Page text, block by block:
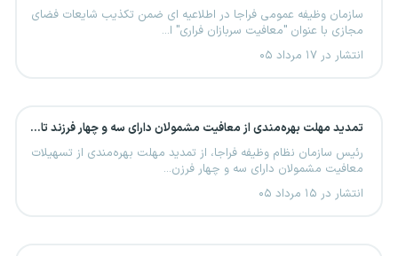
سازمان وظیفه عمومی فراجا در اطلاعیه ای ضمن تکذیب شایعات فضای
مجازی با عنوان "معافیت سربازان فراری" ا...
انتشار در ۱۷ مرداد ۰۵
تمدید مهلت بهره‌مندی از معافیت مشمولان دارای سه و چهار فرزند تا پایان ۱۴۰۷
رئیس سازمان نظام وظیفه فراجا، از تمدید مهلت بهره‌مندی از تسهیلات
معافیت مشمولان دارای سه و چهار فرزن...
انتشار در ۱۵ مرداد ۰۵